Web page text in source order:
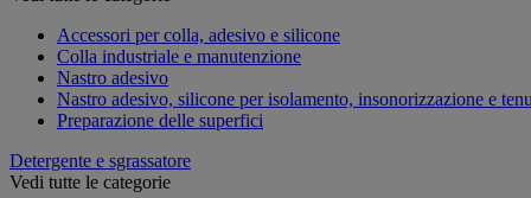
Accessori per colla, adesivo e silicone
Colla industriale e manutenzione
Nastro adesivo
Nastro adesivo, silicone per isolamento, insonorizzazione e
Preparazione delle superfici
Detergente e sgrassatore
Vedi tutte le categorie